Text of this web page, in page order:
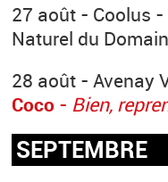
27 août - Coolus -
Naturel du
28 août - Avenay
Coco - Bien,
SEPTEMBRE